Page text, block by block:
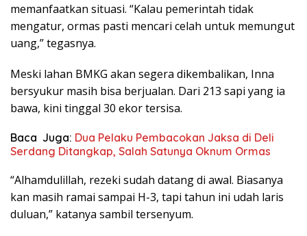
memanfaatkan situasi. “Kalau pemerintah tidak
mengatur, ormas pasti mencari celah untuk memungut
uang,” tegasnya.
Meski lahan BMKG akan segera dikembalikan, Inna
bersyukur masih bisa berjualan. Dari 213 sapi yang ia
bawa, kini tinggal 30 ekor tersisa.
Baca Juga: Dua Pelaku Pembacokan Jaksa di Deli
Serdang Ditangkap, Salah Satunya Oknum Ormas
“Alhamdulillah, rezeki sudah datang di awal. Biasanya
kan masih ramai sampai H-3, tapi tahun ini udah laris
duluan,” katanya sambil tersenyum.